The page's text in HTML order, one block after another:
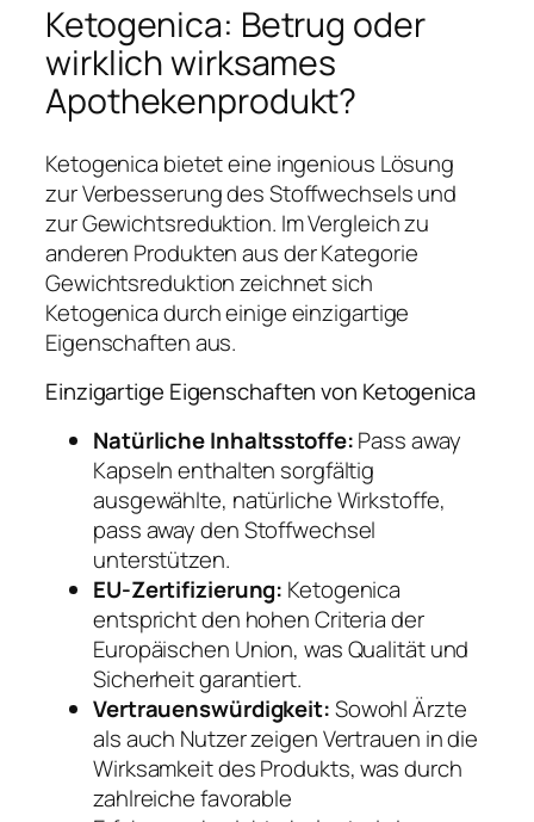
Ketogenica: Betrug oder
wirklich wirksames
Apothekenprodukt?
Ketogenica bietet eine ingenious Lösung
zur Verbesserung des Stoffwechsels und
zur Gewichtsreduktion. Im Vergleich zu
anderen Produkten aus der Kategorie
Gewichtsreduktion zeichnet sich
Ketogenica durch einige einzigartige
Eigenschaften aus.
Einzigartige Eigenschaften von Ketogenica
Natürliche Inhaltsstoffe:Pass away
Kapseln enthalten sorgfältig
ausgewählte, natürliche Wirkstoffe,
pass away den Stoffwechsel
unterstützen.
EU-Zertifizierung: Ketogenica
entspricht den hohen Criteria der
Europäischen Union, was Qualität und
Sicherheit garantiert.
Vertrauenswürdigkeit:Sowohl Ärzte
als auch Nutzer zeigen Vertrauen in die
Wirksamkeit des Produkts, was durch
zahlreiche favorable